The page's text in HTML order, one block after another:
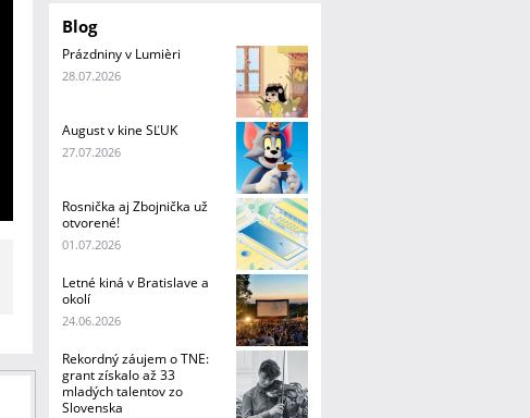
Blog
Prázdniny v Lumièri
28.07.2026
August v kine SĽUK
27.07.2026
Rosnička aj Zbojnička už
otvorené!
01.07.2026
Letné kiná v Bratislave a
okolí
24.06.2026
Rekordný záujem o TNE:
grant získalo až 33
mladých talentov zo
Slovenska